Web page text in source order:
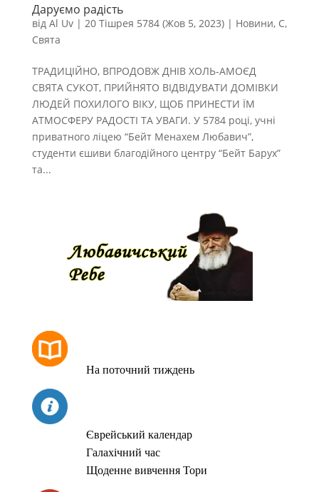
Даруємо радість
від Al Uv| 20 Тішрея 5784 (Жов 5, 2023)| Новини, С,
Свята
ТРАДИЦІЙНО, ВПРОДОВЖ ДНІВ ХОЛЬ-АМОЄД
СВЯТА СУКОТ, ПРИЙНЯТО ВІДВІДУВАТИ ДОМІВКИ
ЛЮДЕЙ ПОХИЛОГО ВІКУ, ЩОБ ПРИНЕСТИ ЇМ
АТМОСФЕРУ РАДОСТІ ТА УВАГИ. У 5784 році, учні
приватного ліцею “Бейт Менахем Любавич”,
студенти єшиви благодійного центру “Бейт Барух”
та...
На поточний тиждень
Єврейський календар
Галахічний час
Щоденне вивчення Тори